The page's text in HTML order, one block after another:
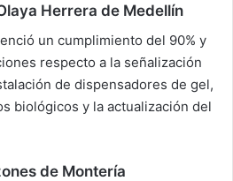
Herrera de Medellín
un cumplimiento del 90% y
respecto a la señalización
de dispensadores de gel,
biológicos y la actualización del
de Montería